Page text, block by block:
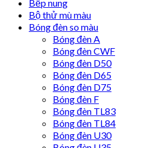
Bếp nung
Bộ thử mù màu
Bóng đèn so màu
Bóng đèn A
Bóng đèn CWF
Bóng đèn D50
Bóng đèn D65
Bóng đèn D75
Bóng đèn F
Bóng đèn TL83
Bóng đèn TL84
Bóng đèn U30